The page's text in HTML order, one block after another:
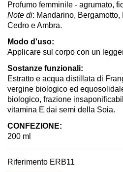
Profumo femminile - agrumato,
Note di: Mandarino,
Cedro e Ambra.
Modo d'uso:
Applicare sul corpo con un
Sostanze funzionali:
Estratto e acqua distillata di
vergine biologico ed
biologico, frazione
vitamina E dai semi della Soia.
CONFEZIONE:
200 ml
Riferimento ERB11